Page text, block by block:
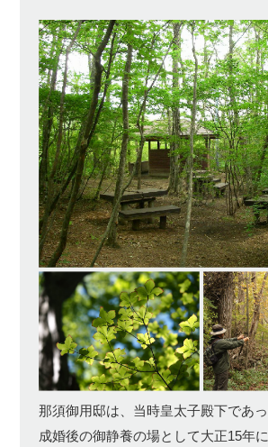
那須御用邸は、当時皇太子殿下であ
成婚後の御静養の場として大正15年